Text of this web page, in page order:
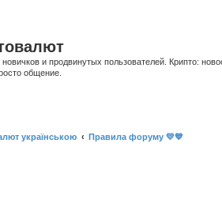
и продвинутых пользователей. Крипто:
общение.
українською Правила форуму 💛💙